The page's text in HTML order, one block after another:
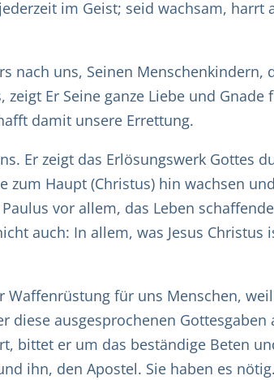
im Geist; seid wachsam, harrt
nach uns, Seinen
Er Seine ganze Liebe und
damit unsere Errettung.
Er zeigt das Erlösungswerk Gottes
zum Haupt (Christus) hin wachsen
vor allem, das Leben
auch: In allem, was Jesus
Waffenrüstung für uns Menschen,
diese ausgesprochenen
bittet er um das beständige Beten
ihn, den Apostel. Sie haben es nötig.